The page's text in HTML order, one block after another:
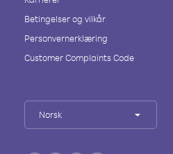
Betingelser og vilkår
Personvernerklæring
Customer Complaints Code
Norsk